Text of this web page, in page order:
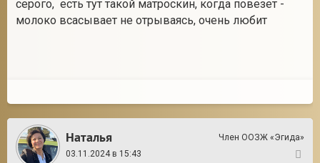
серого, есть тут такой матроскин, когда повезет -
молоко всасывает не отрываясь, очень любит
Наталья
Член ООЗЖ «Эгида»
03.11.2024 в 15:43